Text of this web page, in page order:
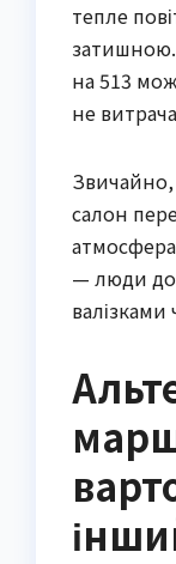
тепле
затишною.
на 513
не
салон
— люди